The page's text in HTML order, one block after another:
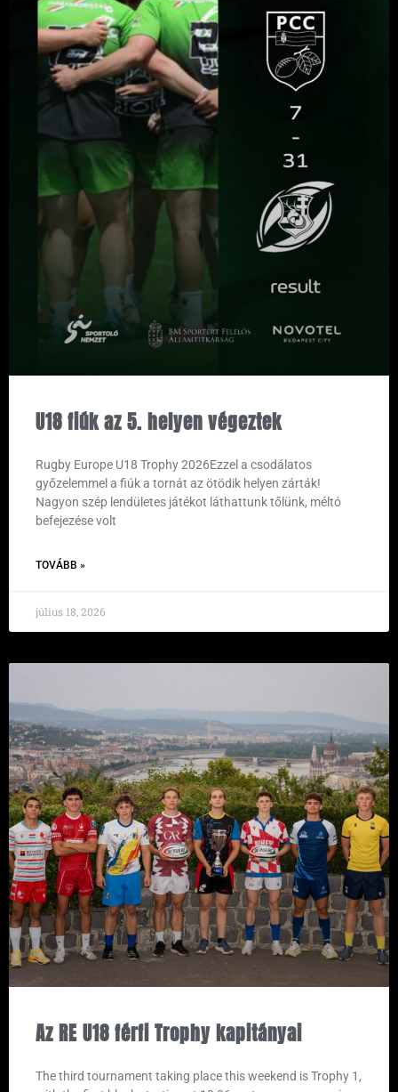
U18 fiúk az 5. helyen végeztek
Rugby Europe U18 Trophy 2026Ezzel a csodálatos
győzelemmel a fiúk a tornát az ötödik helyen zárták!
Nagyon szép lendületes játékot láthattunk tőlünk, méltó
befejezése volt
TOVÁBB »
július 18, 2026
Az RE U18 férfi Trophy kapitányai
The third tournament taking place this weekend is Trophy 1,